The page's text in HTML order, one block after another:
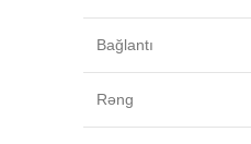
Bağlantı
Rəng